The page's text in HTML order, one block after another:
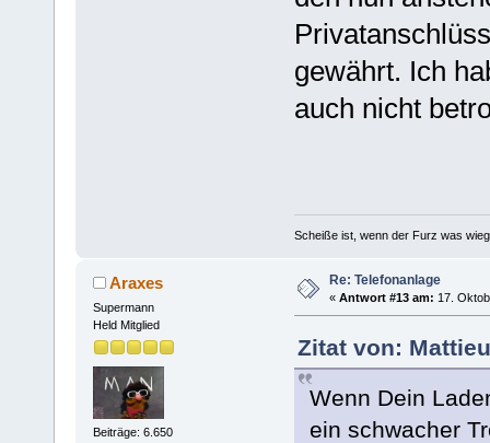
gewährt. Ich
auch nicht
Scheiße ist, wenn der Furz was
Araxes
Supermann
Held Mitglied
Beiträge: 6.650
Re: Telefonanlage
« Antwort #13 am: 17.
Zitat von:
Wenn Dein
ein schwacher